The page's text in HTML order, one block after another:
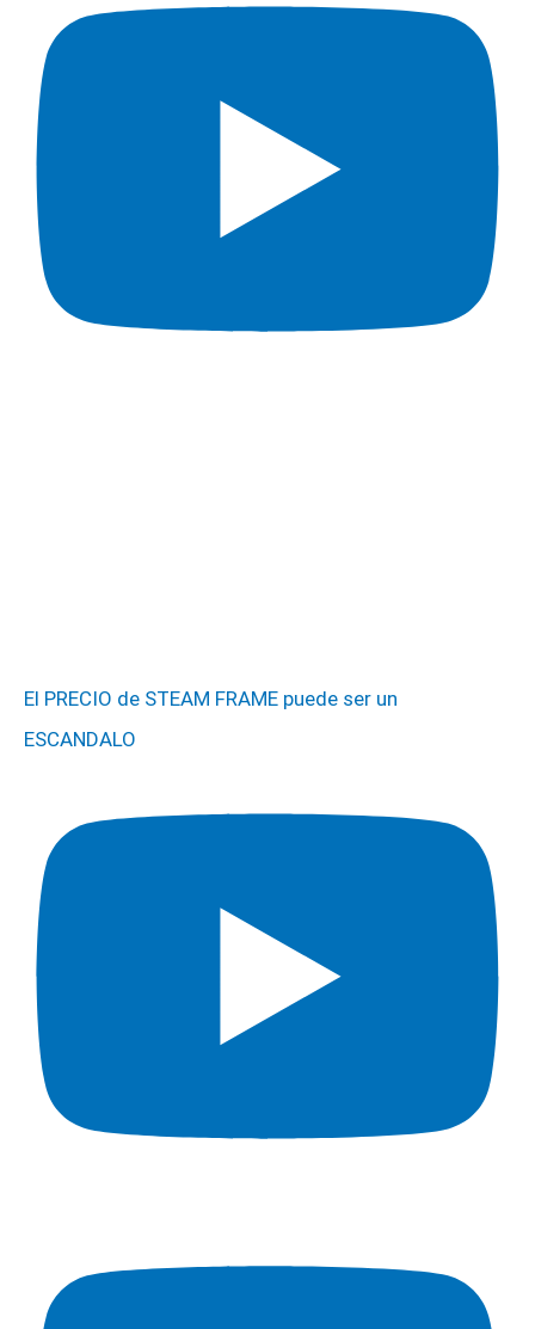
El PRECIO de STEAM FRAME puede ser un
ESCANDALO